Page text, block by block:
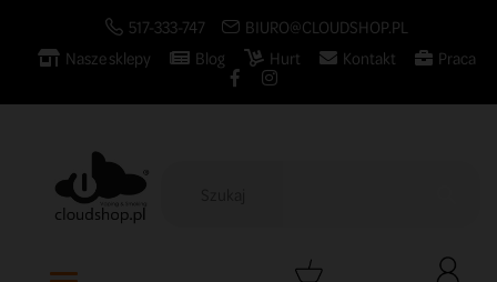
517-333-747
BIURO@CLOUDSHOP.PL
Nasze sklepy
Blog Hurt Kontakt Praca